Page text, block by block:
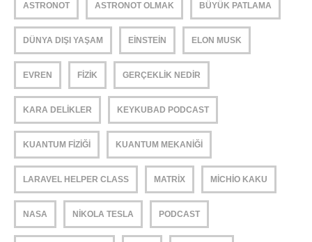
ASTRONOT ASTRONOT OLMAK BÜYÜK PATLAMA
DÜNYA DIŞI YAŞAM EINSTEIN ELON MUSK
EVREN FIZIK GERÇEKLIK NEDIR
KARA DELIKLER KEYKUBAD PODCAST
KUANTUM FIZIĞI KUANTUM MEKANIĞI
LARAVEL HELPER CLASS MATRIX MICHIO KAKU
NASA NIKOLA TESLA PODCAST